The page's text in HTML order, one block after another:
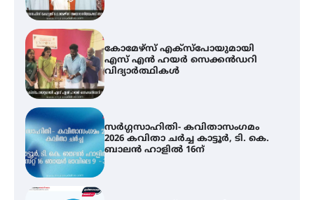
കോമേഴ്സ് എക്സ്പോയുമായി
എസ് എൻ ഹയർ സെക്കൻഡറി
വിദ്യാർത്ഥികൾ
സർഗ്ഗസാഹിതി- കവിതാസംഗമം
2026 കവിതാ ചർച്ച കാട്ടൂർ, ടി. കെ.
ബാലൻ ഹാളിൽ 16ന്